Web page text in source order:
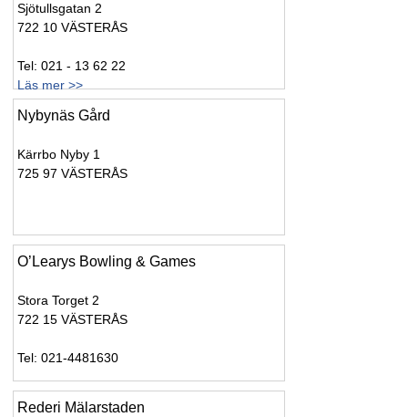
Sjötullsgatan 2
722 10 VÄSTERÅS
Tel: 021 - 13 62 22
Läs mer >>
Nybynäs Gård
Kärrbo Nyby 1
725 97 VÄSTERÅS
O’Learys Bowling & Games
Stora Torget 2
722 15 VÄSTERÅS
Tel: 021-4481630
Rederi Mälarstaden